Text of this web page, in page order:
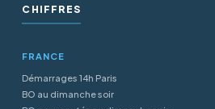
CHIFFRES
FRANCE
Démarrages 14h Paris
BO au dimanche soir